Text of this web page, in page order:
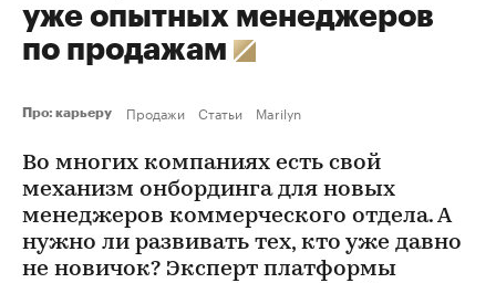
уже опытных менеджеров
по продажам
Про: карьеру Продажи Статьи Marilyn
Во многих компаниях есть свой
механизм онбординга для новых
менеджеров коммерческого отдела. А
нужно ли развивать тех, кто уже давно
не новичок? Эксперт платформы